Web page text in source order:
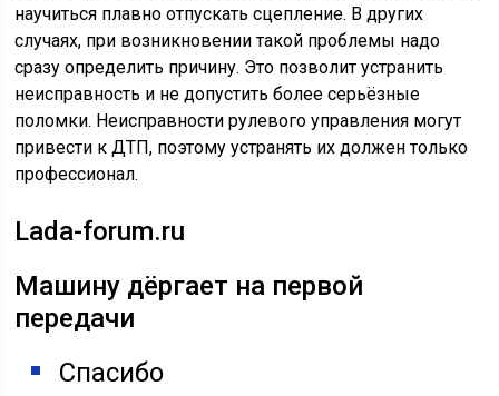
научиться плавно отпускать сцепление. В других
случаях, при возникновении такой проблемы надо
сразу определить причину. Это позволит устранить
неисправность и не допустить более серьёзные
поломки. Неисправности рулевого управления могут
привести к ДТП, поэтому устранять их должен только
профессионал.
Lada-forum.ru
Машину дёргает на первой
передачи
Спасибо